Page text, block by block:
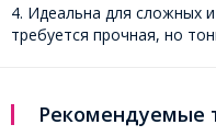
4. Идеальна для сложных
требуется прочная, но
Рекомендуемые